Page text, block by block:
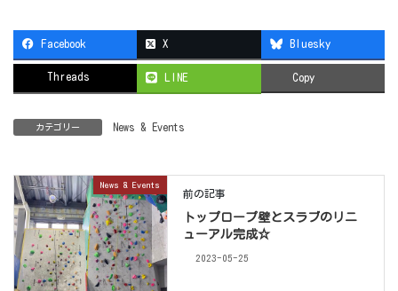
Facebook X Bluesky
Threads LINE Copy
カテゴリー News & Events
News & Events
前の記事
トップロープ壁とスラブのリニ
ューアル完成☆
2023-05-25